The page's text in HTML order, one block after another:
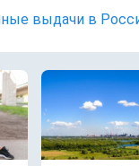
выдачи в